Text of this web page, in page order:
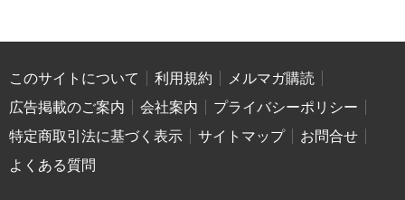
このサイトについて 利用規約
メルマガ購読
広告掲載のご案内
会社案内
プライバシーポリシー
特定商取引法に基づく表示
サイトマップ
お問合せ
よくある質問